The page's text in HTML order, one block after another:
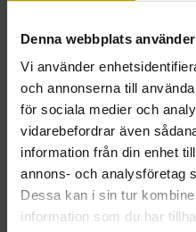
Denna webbplats
Vi använder
och annonserna till
för sociala medier och
vidarebefordrar även
information från din enhet
annons- och analysföretag
Dessa kan i sin tur
information som du har
- 100% stearin
En viss struktur på ytan kan
OBS! Mycket lång brinntid,
- Ljuset brukar skapa ett
Beställ Pris
1-pack 69kr
ink. moms